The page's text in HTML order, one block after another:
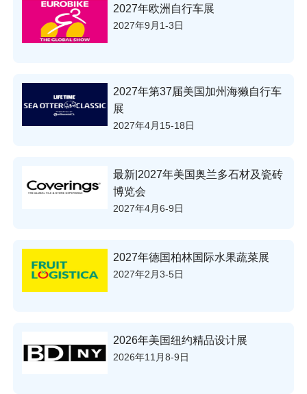
2027年欧洲自行车展
2027年9月1-3日
2027年第37届美国加州海獭自行车
展
2027年4月15-18日
最新|2027年美国奥兰多石材及瓷砖
博览会
2027年4月6-9日
2027年德国柏林国际水果蔬菜展
2027年2月3-5日
2026年美国纽约精品设计展
2026年11月8-9日